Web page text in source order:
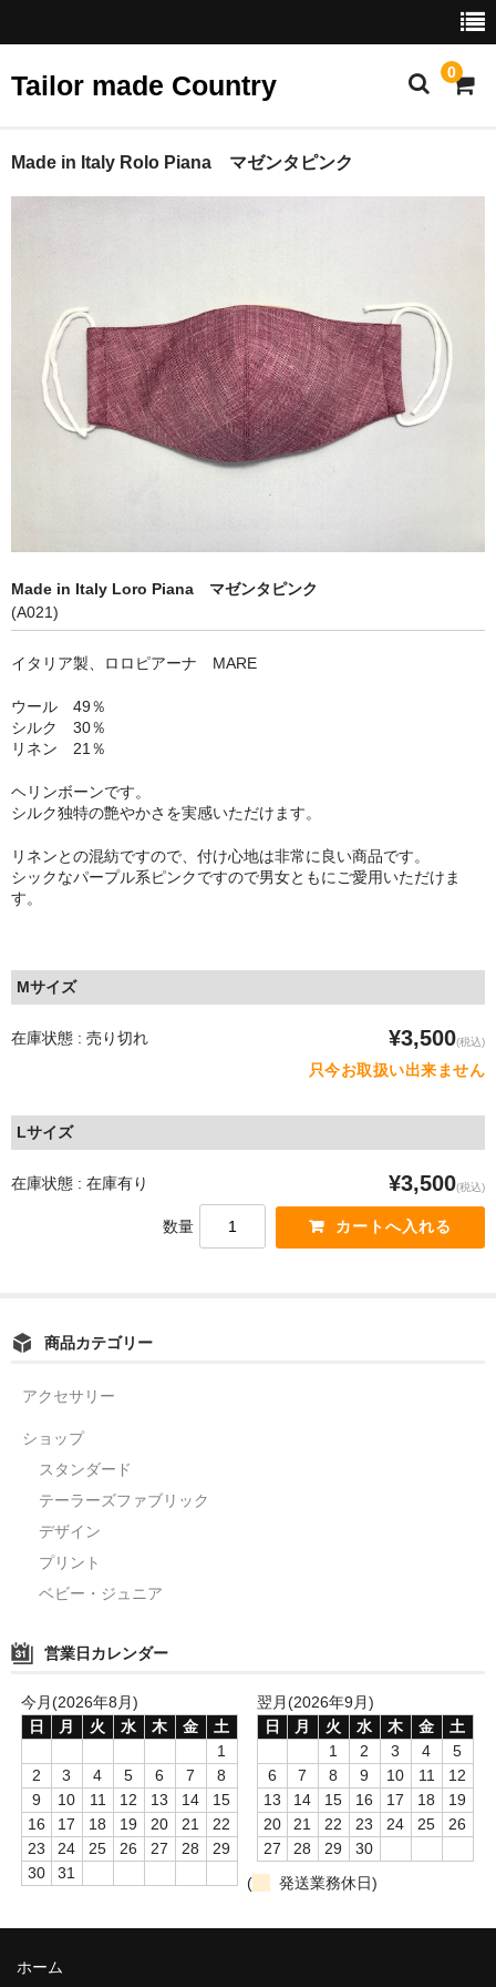
Tailor made Country 0
ホーム
デザイン
テーラーズファブリック
ベビー・ジュニア
問い合わせフォーム
ブログ
Made in Italy Rolo Piana マゼンタピンク
Made in Italy Loro Piana マゼンタピンク
(A021)
イタリア製、ロロピアーナ MARE
ウール 49％
シルク 30％
リネン 21％
ヘリンボーンです。
シルク独特の艶やかさを実感いただけます。
リネンとの混紡ですので、付け心地は非常に良い商品です。
シックなパープル系ピンクですので男女ともにご愛用いただけま
す。
Mサイズ
在庫状態 : 売り切れ ¥3,500(税込)
只今お取扱い出来ません
Lサイズ
在庫状態 : 在庫有り ¥3,500(税込)
数量
商品カテゴリー
アクセサリー
ショップ
スタンダード
テーラーズファブリック
デザイン
プリント
ベビー・ジュニア
営業日カレンダー
今月(2026年8月)
日
月 火 水 木 金
土
1
2
3 4 5 6 7
8
9
10 11 12 13 14
15
16
17 18 19 20 21
22
23
24 25 26 27 28
29
30
31
翌月(2026年9月)
日
月 火 水 木 金
土
1
2 3 4
5
6
7 8 9 10 11
12
13
14 15 16 17 18
19
20
21 22 23 24 25
26
27
28 29
30
(
発送業務休日)
ホーム